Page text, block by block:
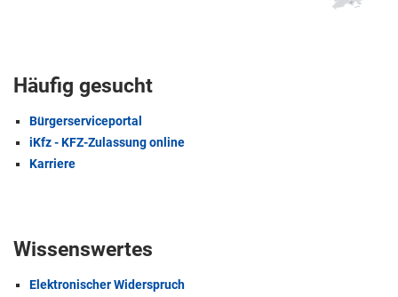
Häufig gesucht
Bürgerserviceportal
iKfz - KFZ-Zulassung online
Karriere
Wissenswertes
Elektronischer Widerspruch